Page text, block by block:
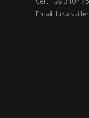
Email: